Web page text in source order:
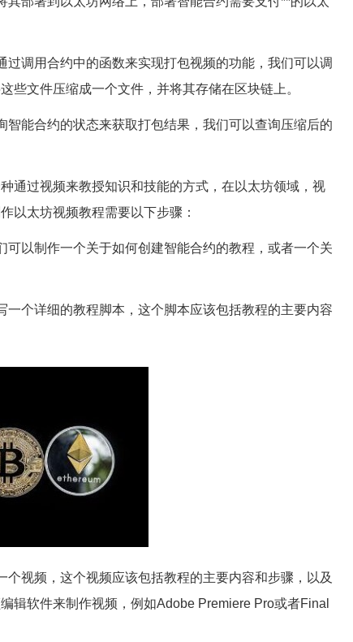
调用合约中的函数来实现打包视频的功能，我们可以调
些文件压缩成一个文件，并将其存储在区块链上。
能合约的状态来获取打包结果，我们可以查询压缩后的
通过视频来教授知识和技能的方式，在以太坊领域，视
以太坊视频教程需要以下步骤：
以制作一个关于如何创建智能合约的教程，或者一个关
个详细的教程脚本，这个脚本应该包括教程的主要内容
视频，这个视频应该包括教程的主要内容和步骤，以及
辑软件来制作视频，例如Adobe Premiere Pro或者Final